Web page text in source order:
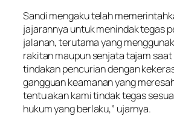
Sandi mengaku telah
jajarannya untuk menindak tegas
jalanan, terutama yang
rakitan maupun senjata tajam saat
tindakan pencurian dengan
gangguan keamanan yang
tentu akan kami tindak tegas
hukum yang berlaku,” ujarnya.